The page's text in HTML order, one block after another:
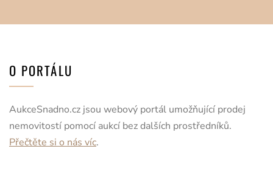
O PORTÁLU
AukceSnadno.cz jsou webový portál umožňující prodej
nemovitostí pomocí aukcí bez dalších prostředníků.
Přečtěte si o nás víc.